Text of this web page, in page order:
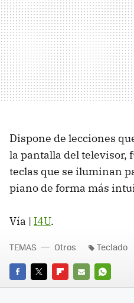
Dispone de lecciones
la pantalla del televisor,
teclas que se iluminan
piano de forma más
Vía | I4U.
FACEBOOK
TWITTERFLIPBOARD
E-
TEMAS Otros Teclado